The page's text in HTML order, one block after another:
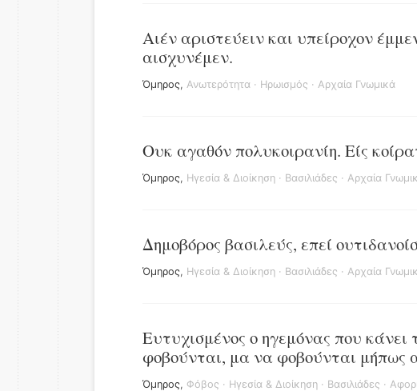
Αιέν αριστεύειν και υπείροχον
αισχυνέμεν.
Όμηρος, Ανωτερότητα · Ηρωισμός · Αρχαία Γνωμικά
Ουκ αγαθόν πολυκοιρανίη. Είς
Όμηρος, Ηγεσία & Διοίκηση · Βασιλιάδες · Αρχαία
Δημοβόρος βασιλεύς, επεί
Όμηρος, Ηγεσία & Διοίκηση · Βασιλιάδες · Αρχαία
Ευτυχισμένος ο ηγεμόνας που κάνει
φοβούνται, μα να φοβούνται μήπως
Όμηρος, Φόβος · Ηγεσία & Διοίκηση · Βασιλιάδες ·